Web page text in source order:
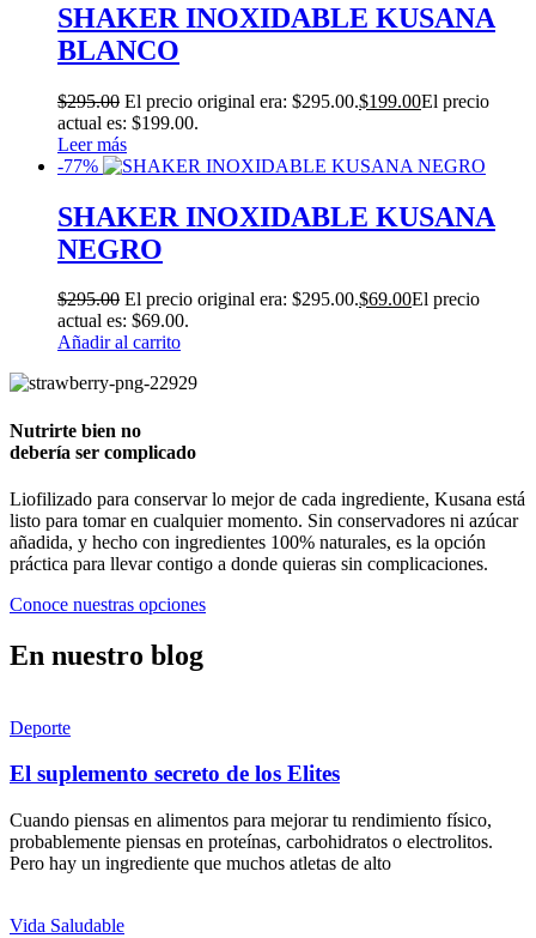
SHAKER INOXIDABLE KUSANA
BLANCO
$295.00 El precio original era: $295.00.$199.00El precio
actual es: $199.00.
Leer más
-77%
SHAKER INOXIDABLE KUSANA
NEGRO
$295.00 El precio original era: $295.00.$69.00El precio
actual es: $69.00.
Añadir al carrito
Nutrirte bien no
debería ser complicado
Liofilizado para conservar lo mejor de cada ingrediente, Kusana está
listo para tomar en cualquier momento. Sin conservadores ni azúcar
añadida, y hecho con ingredientes 100% naturales, es la opción
práctica para llevar contigo a donde quieras sin complicaciones.
Conoce nuestras opciones
En nuestro blog
Deporte
El suplemento secreto de los Elites
Cuando piensas en alimentos para mejorar tu rendimiento físico,
probablemente piensas en proteínas, carbohidratos o electrolitos.
Pero hay un ingrediente que muchos atletas de alto
Vida Saludable